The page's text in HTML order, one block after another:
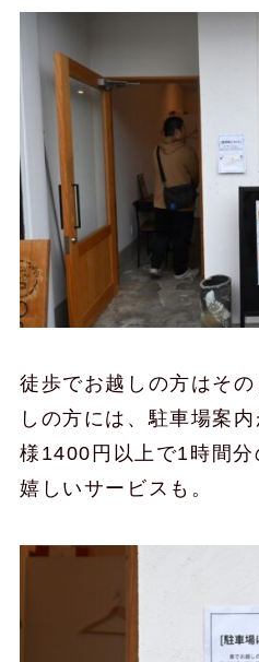
徒歩でお越しの方はそ
しの方には、駐車場案
様1400円以上で1時間
嬉しいサービスも。